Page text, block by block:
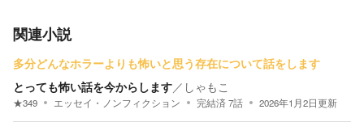
関連小説
多分どんなホラーよりも怖いと思う存在について話をします
とっても怖い話を今からします／ しゃもこ
★349 エッセイ・ノンフィクション 完結済7話 2026年1月2日更新